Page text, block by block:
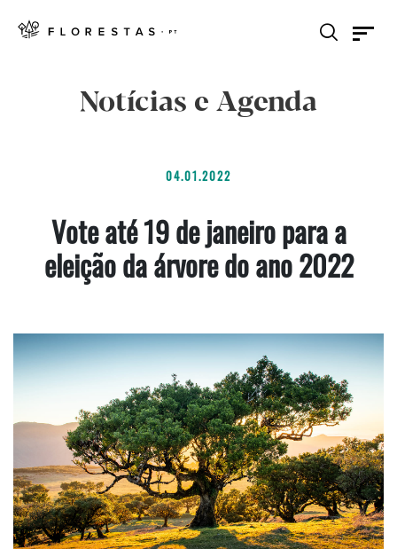
Notícias e Agenda
04.01.2022
Vote até 19 de janeiro para a
eleição da árvore do ano 2022